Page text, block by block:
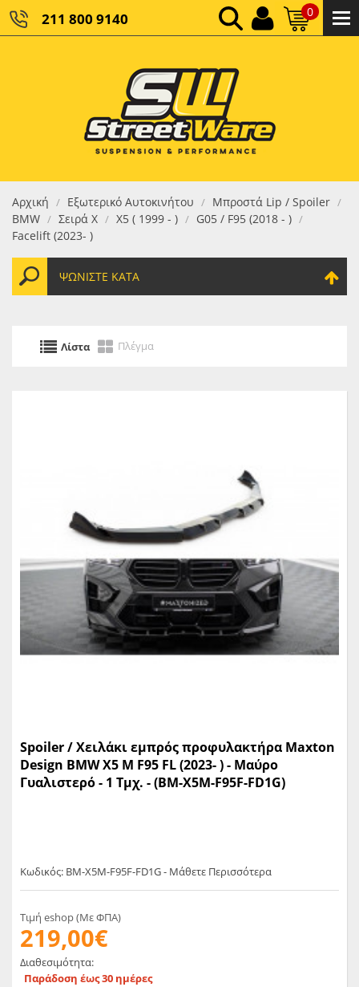
211 800 9140 0
ΚΑΘΑΡΌ ΣΎΝΟΛΟ:
ΤΕΛΙΚΌ ΣΎΝΟΛΟ:0,00 €
Αρχική / Εξωτερικό Αυτοκινήτου / Μπροστά Lip / Spoiler /
BMW / Σειρά X / X5 ( 1999 - ) / G05 / F95 (2018 - ) /
Facelift (2023- )
ΨΩΝΊΣΤΕ ΚΑΤΆ
Λίστα Πλέγμα
Spoiler / Χειλάκι εμπρός προφυλακτήρα Maxton
Design BMW X5 M F95 FL (2023- ) - Μαύρο
Γυαλιστερό - 1 Τμχ. - (BM-X5M-F95F-FD1G)
Κωδικός: BM-X5M-F95F-FD1G - Μάθετε Περισσότερα
Τιμή eshop (Με ΦΠΑ)
219,00€
Διαθεσιμότητα:
Παράδοση έως 30 ημέρες